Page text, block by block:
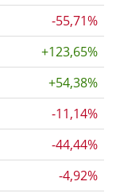
-55,71%
+123,65%
+54,38%
-11,14%
-44,44%
-4,92%